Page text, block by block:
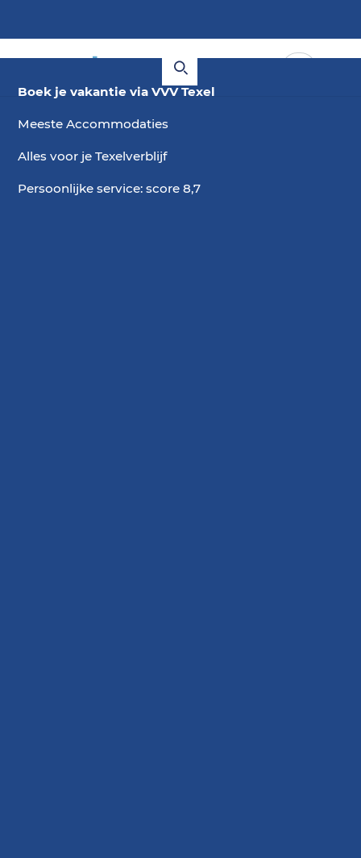
Boek je vakantie via VVV Texel
Meeste Accommodaties
Alles voor je Texelverblijf
Persoonlijke service: score 8,7